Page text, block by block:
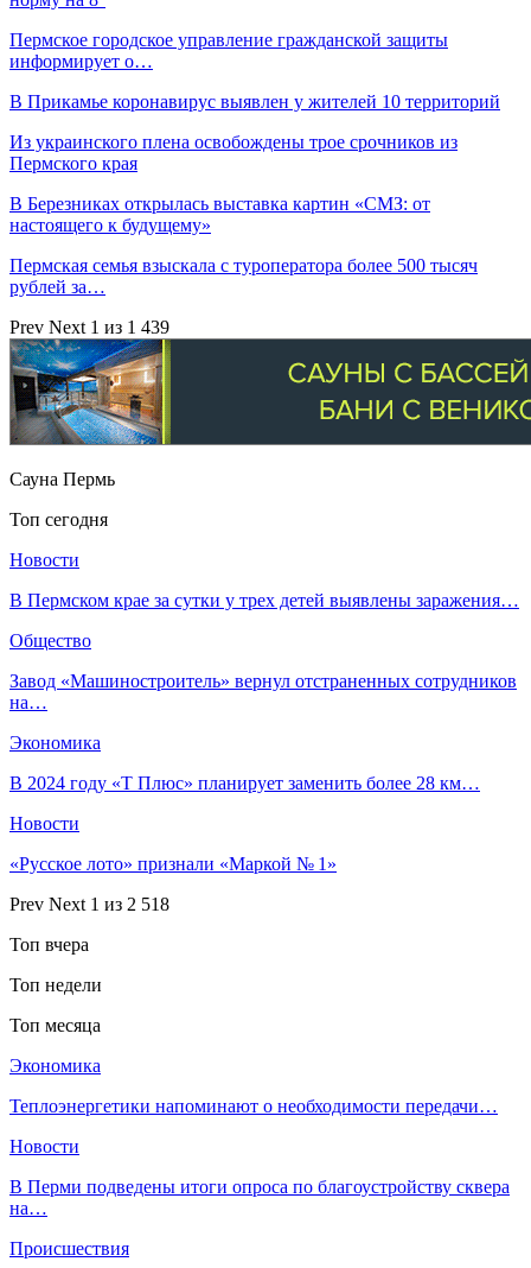
Пермское городское управление гражданской защиты
информирует о…
В Прикамье коронавирус выявлен у жителей 10 территорий
Из украинского плена освобождены трое срочников из
Пермского края
В Березниках открылась выставка картин «СМЗ: от
настоящего к будущему»
Пермская семья взыскала с туроператора более 500 тысяч
рублей за…
Prev Next 1 из 1 439
Сауна Пермь
Топ сегодня
Новости
​В Пермском крае за сутки у трех детей выявлены заражения…
Общество
Завод «Машиностроитель» вернул отстраненных сотрудников
на…
Экономика
В 2024 году «Т Плюс» планирует заменить более 28 км…
Новости
«Русское лото» признали «Маркой № 1»
Prev Next 1 из 2 518
Топ вчера
Топ недели
Топ месяца
Экономика
Теплоэнергетики напоминают о необходимости передачи…
Новости
В Перми подведены итоги опроса по благоустройству сквера
на…
Происшествия